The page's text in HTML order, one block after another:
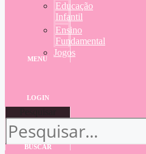
Educação
Infantil
Ensino
Fundamental
Jogos
MENU
LOGIN
BUSCAR